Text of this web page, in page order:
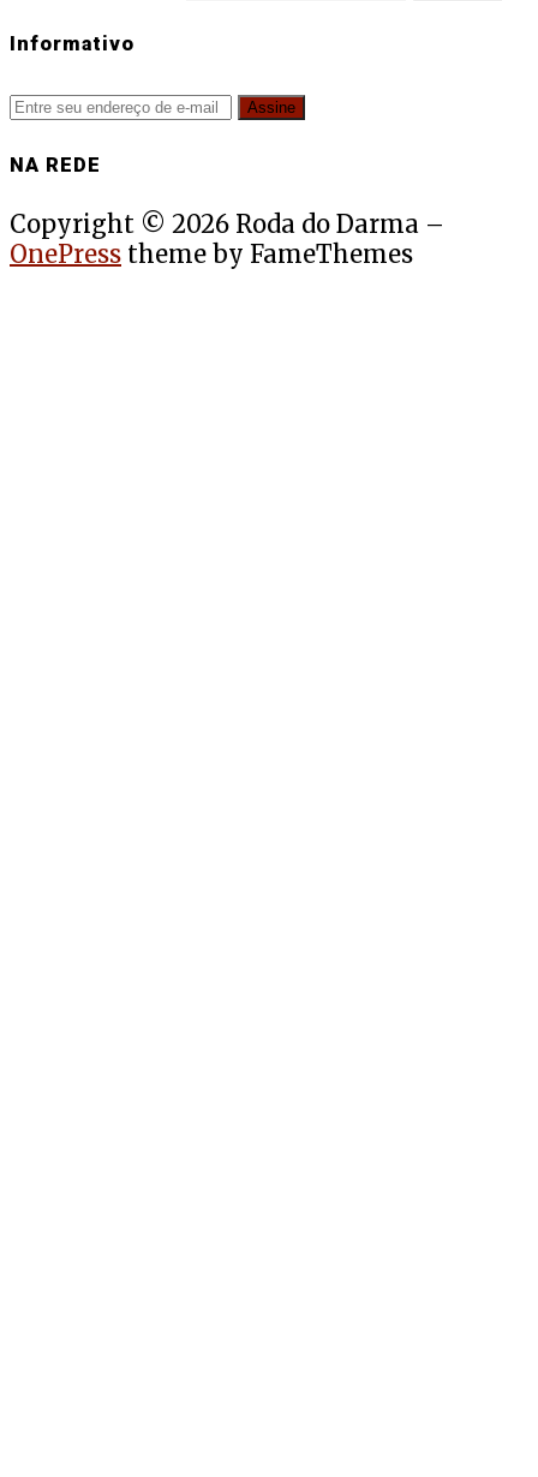
Informativo
NA REDE
Copyright © 2026 Roda do Darma –
OnePress theme by FameThemes